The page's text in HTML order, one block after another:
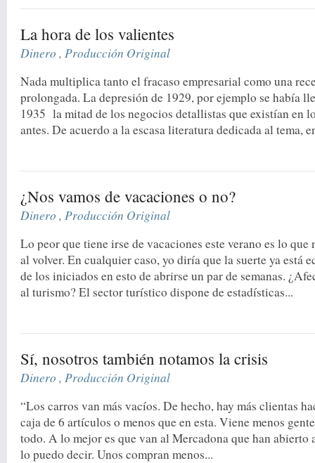
La hora de los valientes
Dinero ,Producción Original
Nada multiplica tanto el fracaso empresarial como una
prolongada. La depresión de 1929, por ejemplo se había
1935 la mitad de los negocios detallistas que existían en
antes. De acuerdo a la escasa literatura dedicada al tema,
¿Nos vamos de vacaciones o no?
Dinero ,Producción Original
Lo peor que tiene irse de vacaciones este verano es lo que
al volver. En cualquier caso, yo diría que la suerte ya está
de los iniciados en esto de abrirse un par de semanas.
al turismo? El sector turístico dispone de estadísticas...
Sí, nosotros también notamos la crisis
Dinero ,Producción Original
“Los carros van más vacíos. De hecho, hay más clientas
caja de 6 artículos o menos que en esta. Viene menos
todo. A lo mejor es que van al Mercadona que han abierto
lo puedo decir. Unos compran menos...